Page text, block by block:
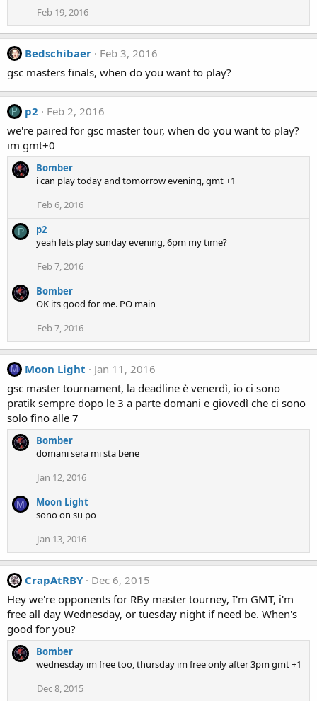
Feb 19, 2016
Bedschibaer
Feb 3, 2016
gsc masters finals, when do you want to play?
P p2
Feb 2, 2016
we're paired for gsc master tour, when do you want to play?
im gmt+0
Bomber
i can play today and tomorrow evening, gmt +1
Feb 6, 2016
P
p2
yeah lets play sunday evening, 6pm my time?
Feb 7, 2016
Bomber
OK its good for me. PO main
Feb 7, 2016
M Moon Light
Jan 11, 2016
gsc master tournament, la deadline è venerdì, io ci sono
pratik sempre dopo le 3 a parte domani e giovedì che ci sono
solo fino alle 7
Bomber
domani sera mi sta bene
Jan 12, 2016
M
Moon Light
sono on su po
Jan 13, 2016
CrapAtRBY
Dec 6, 2015
Hey we're opponents for RBy master tourney, I'm GMT, i'm
free all day Wednesday, or tuesday night if need be. When's
good for you?
Bomber
wednesday im free too, thursday im free only after 3pm gmt +1
Dec 8, 2015